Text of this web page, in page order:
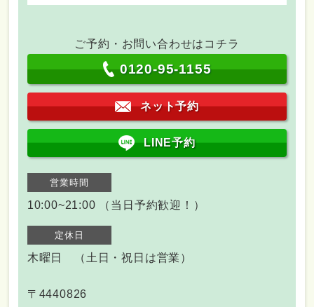
ご予約・お問い合わせはコチラ
0120-95-1155
ネット予約
LINE予約
営業時間
10:00~21:00 （当日予約歓迎！）
定休日
木曜日 （土日・祝日は営業）
〒4440826